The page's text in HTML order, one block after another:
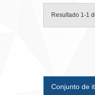
Resultado 1-1
Conjunto de